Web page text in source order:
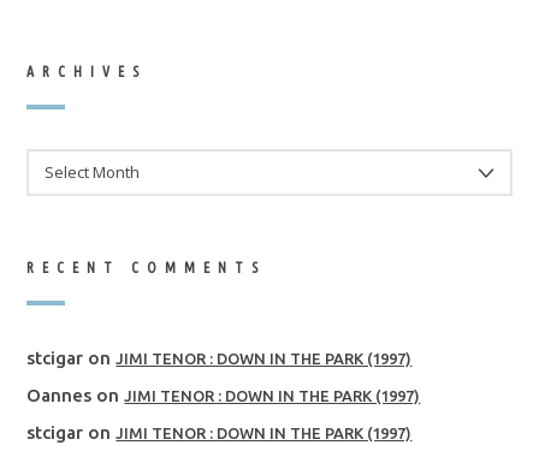
ARCHIVES
RECENT COMMENTS
stcigar onJIMI TENOR : DOWN IN THE PARK (1997)
Oannes onJIMI TENOR : DOWN IN THE PARK (1997)
stcigar onJIMI TENOR : DOWN IN THE PARK (1997)